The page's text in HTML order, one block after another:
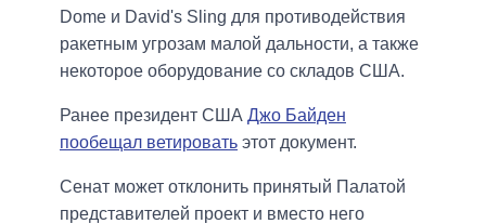
Dome и David's Sling для противодействия
ракетным угрозам малой дальности, а также
некоторое оборудование со складов США.
Ранее президент США Джо Байден
пообещал ветировать этот документ.
Сенат может отклонить принятый Палатой
представителей проект и вместо него